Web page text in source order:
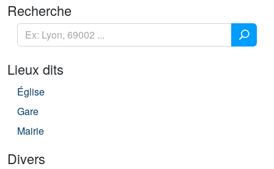
Recherche
Lieux dits
Église
Gare
Mairie
Divers